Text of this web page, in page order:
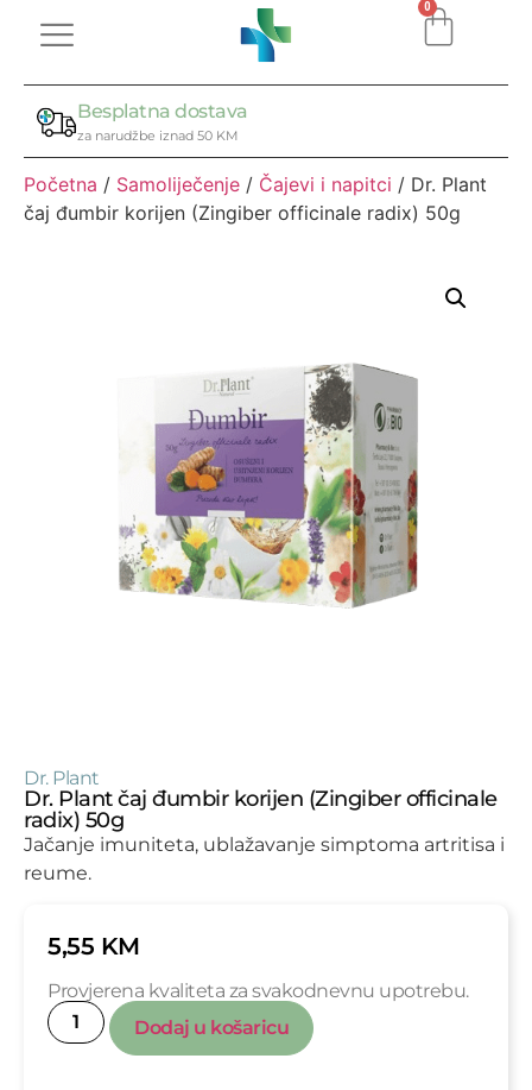
0
Besplatna dostava
za narudžbe iznad 50 KM
Početna / Samoliječenje / Čajevi i napitci / Dr. Plant
čaj đumbir korijen (Zingiber officinale radix) 50g
Dr. Plant
Dr. Plant čaj đumbir korijen (Zingiber officinale
radix) 50g
Jačanje imuniteta, ublažavanje simptoma artritisa i
reume.
5,55 KM
Provjerena kvaliteta za svakodnevnu upotrebu.
Dodaj u košaricu